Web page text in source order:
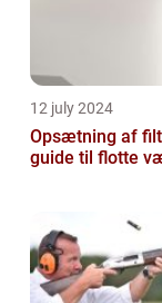
12 july 2024
Opsætning af filt
guide til flotte